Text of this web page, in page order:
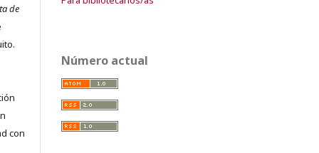
de
con
Número actual